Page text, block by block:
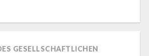
GESELLSCHAFTLICHEN